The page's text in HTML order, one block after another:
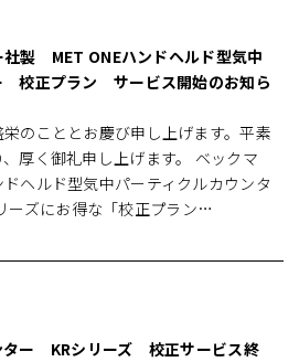
製 MET ONEハンドヘルド型気中
校正プラン サービス開始のお知ら
のこととお慶び申し上げます。平素
厚く御礼申し上げます。 ベックマ
ヘルド型気中パーティクルカウンタ
ーズにお得な「校正プラン…
ター KRシリーズ 校正サービス終